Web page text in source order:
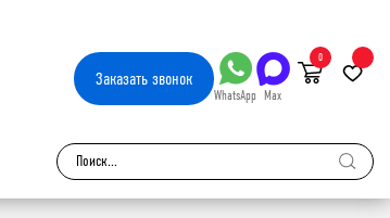
Заказатьзвонок
WhatsApp Max
0